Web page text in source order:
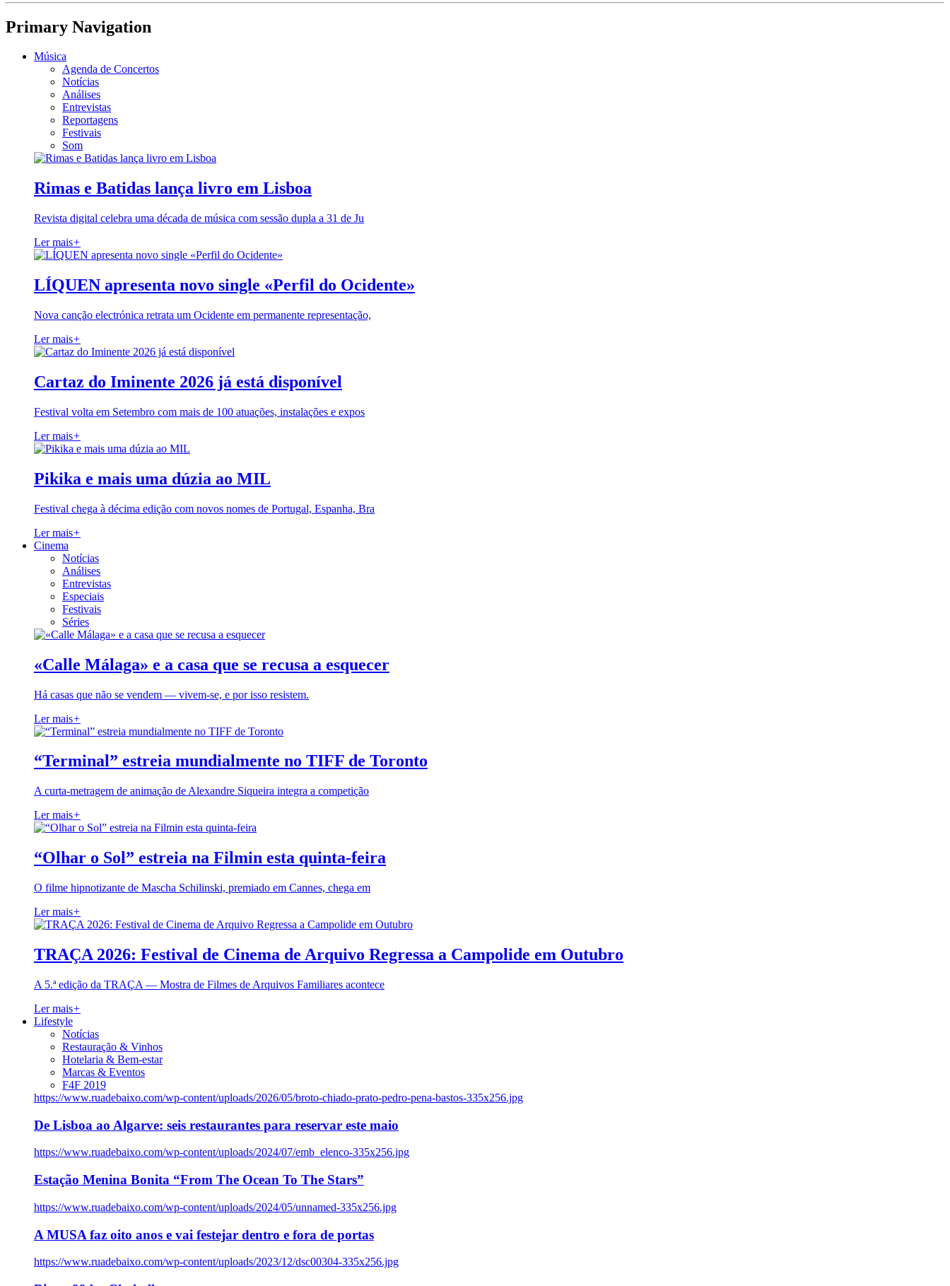
Primary Navigation
Música
Agenda de Concertos
Notícias
Análises
Entrevistas
Reportagens
Festivais
Som
Rimas e Batidas lança livro em Lisboa
Revista digital celebra uma década de música com sessão dupla a 31 de Ju
Ler mais+
LÍQUEN apresenta novo single «Perfil do Ocidente»
Nova canção electrónica retrata um Ocidente em permanente representação,
Ler mais+
Cartaz do Iminente 2026 já está disponível
Festival volta em Setembro com mais de 100 atuações, instalações e expos
Ler mais+
Pikika e mais uma dúzia ao MIL
Festival chega à décima edição com novos nomes de Portugal, Espanha, Bra
Ler mais+
Cinema
Notícias
Análises
Entrevistas
Especiais
Festivais
Séries
«Calle Málaga» e a casa que se recusa a esquecer
Há casas que não se vendem — vivem-se, e por isso resistem.
Ler mais+
“Terminal” estreia mundialmente no TIFF de Toronto
A curta-metragem de animação de Alexandre Siqueira integra a competição
Ler mais+
“Olhar o Sol” estreia na Filmin esta quinta-feira
O filme hipnotizante de Mascha Schilinski, premiado em Cannes, chega em
Ler mais+
TRAÇA 2026: Festival de Cinema de Arquivo Regressa a Campolide em Outubro
A 5.ª edição da TRAÇA — Mostra de Filmes de Arquivos Familiares acontece
Ler mais+
Lifestyle
Notícias
Restauração & Vinhos
Hotelaria & Bem-estar
Marcas & Eventos
F4F 2019
https://www.ruadebaixo.com/wp-content/uploads/2026/05/broto-chiado-prato-pedro-pena-bastos-335x256.jpg
De Lisboa ao Algarve: seis restaurantes para reservar este maio
https://www.ruadebaixo.com/wp-content/uploads/2024/07/emb_elenco-335x256.jpg
Estação Menina Bonita “From The Ocean To The Stars”
https://www.ruadebaixo.com/wp-content/uploads/2024/05/unnamed-335x256.jpg
A MUSA faz oito anos e vai festejar dentro e fora de portas
https://www.ruadebaixo.com/wp-content/uploads/2023/12/dsc00304-335x256.jpg